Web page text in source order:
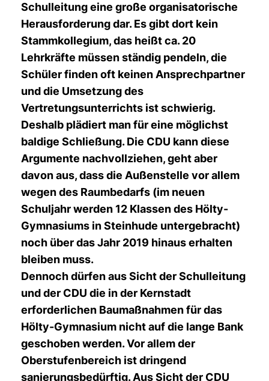
Schulleitung eine große organisatorische
Herausforderung dar. Es gibt dort kein
Stammkollegium, das heißt ca. 20
Lehrkräfte müssen ständig pendeln, die
Schüler finden oft keinen Ansprechpartner
und die Umsetzung des
Vertretungsunterrichts ist schwierig.
Deshalb plädiert man für eine möglichst
baldige Schließung. Die CDU kann diese
Argumente nachvollziehen, geht aber
davon aus, dass die Außenstelle vor allem
wegen des Raumbedarfs (im neuen
Schuljahr werden 12 Klassen des Hölty-
Gymnasiums in Steinhude untergebracht)
noch über das Jahr 2019 hinaus erhalten
bleiben muss.
Dennoch dürfen aus Sicht der Schulleitung
und der CDU die in der Kernstadt
erforderlichen Baumaßnahmen für das
Hölty-Gymnasium nicht auf die lange Bank
geschoben werden. Vor allem der
Oberstufenbereich ist dringend
sanierungsbedürftig. Aus Sicht der CDU